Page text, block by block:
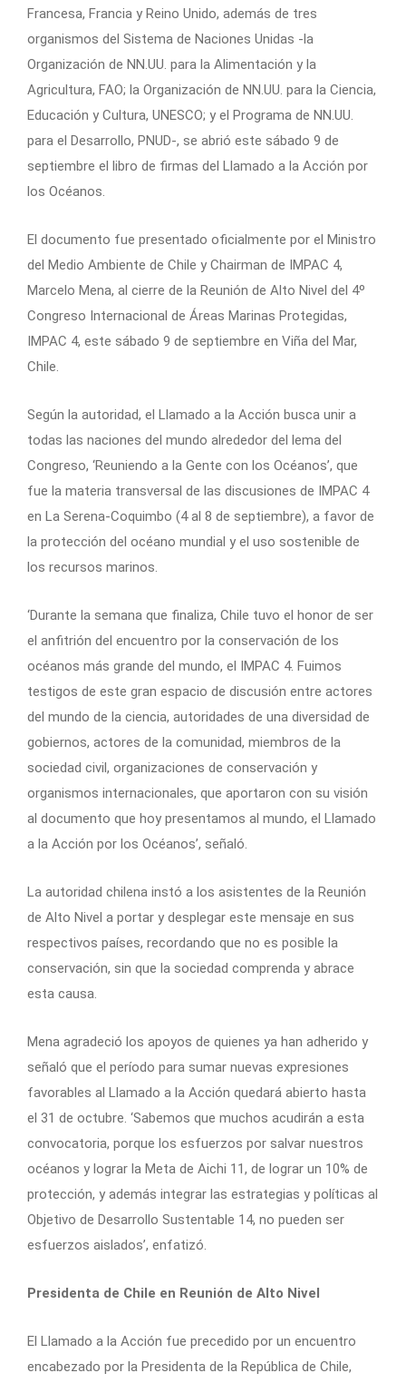
Francesa, Francia y Reino Unido, además de tres
organismos del Sistema de Naciones Unidas -la
Organización de NN.UU. para la Alimentación y la
Agricultura, FAO; la Organización de NN.UU. para la Ciencia,
Educación y Cultura, UNESCO; y el Programa de NN.UU.
para el Desarrollo, PNUD-, se abrió este sábado 9 de
septiembre el libro de firmas del Llamado a la Acción por
los Océanos.
El documento fue presentado oficialmente por el Ministro
del Medio Ambiente de Chile y Chairman de IMPAC 4,
Marcelo Mena, al cierre de la Reunión de Alto Nivel del 4º
Congreso Internacional de Áreas Marinas Protegidas,
IMPAC 4, este sábado 9 de septiembre en Viña del Mar,
Chile.
Según la autoridad, el Llamado a la Acción busca unir a
todas las naciones del mundo alrededor del lema del
Congreso, ‘Reuniendo a la Gente con los Océanos’, que
fue la materia transversal de las discusiones de IMPAC 4
en La Serena-Coquimbo (4 al 8 de septiembre), a favor de
la protección del océano mundial y el uso sostenible de
los recursos marinos.
‘Durante la semana que finaliza, Chile tuvo el honor de ser
el anfitrión del encuentro por la conservación de los
océanos más grande del mundo, el IMPAC 4. Fuimos
testigos de este gran espacio de discusión entre actores
del mundo de la ciencia, autoridades de una diversidad de
gobiernos, actores de la comunidad, miembros de la
sociedad civil, organizaciones de conservación y
organismos internacionales, que aportaron con su visión
al documento que hoy presentamos al mundo, el Llamado
a la Acción por los Océanos’, señaló.
La autoridad chilena instó a los asistentes de la Reunión
de Alto Nivel a portar y desplegar este mensaje en sus
respectivos países, recordando que no es posible la
conservación, sin que la sociedad comprenda y abrace
esta causa.
Mena agradeció los apoyos de quienes ya han adherido y
señaló que el período para sumar nuevas expresiones
favorables al Llamado a la Acción quedará abierto hasta
el 31 de octubre. ‘Sabemos que muchos acudirán a esta
convocatoria, porque los esfuerzos por salvar nuestros
océanos y lograr la Meta de Aichi 11, de lograr un 10% de
protección, y además integrar las estrategias y políticas al
Objetivo de Desarrollo Sustentable 14, no pueden ser
esfuerzos aislados’, enfatizó.
Presidenta de Chile en Reunión de Alto Nivel
El Llamado a la Acción fue precedido por un encuentro
encabezado por la Presidenta de la República de Chile,